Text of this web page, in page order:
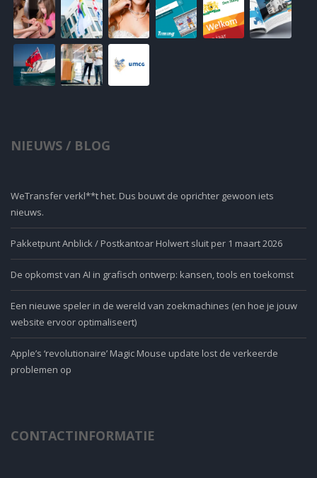
NIEUWS / BLOG
WeTransfer verkl**t het. Dus bouwt de oprichter gewoon iets
nieuws.
Pakketpunt Anblick / Postkantoar Holwert sluit per 1 maart 2026
De opkomst van AI in grafisch ontwerp: kansen, tools en toekomst
Een nieuwe speler in de wereld van zoekmachines (en hoe je jouw
website ervoor optimaliseert)
Apple’s ‘revolutionaire’ Magic Mouse update lost de verkeerde
problemen op
CONTACTINFORMATIE